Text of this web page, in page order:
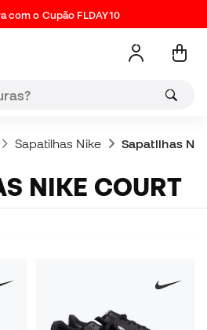
com o Cupão FLDAY10
Sapatilhas Nike Sapatilhas
NIKE COURT